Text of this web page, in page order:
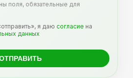
поля, обязательные для
я даю согласие на
данных